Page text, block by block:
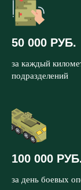
50 000 РУБ.
за каждый
подразделений
100 000
за день боевых